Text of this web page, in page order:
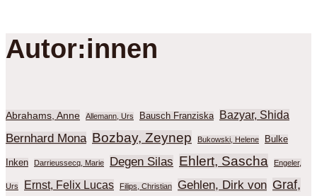
Autor:innen
Abrahams, Anne Allemann, Urs Bausch Franziska Bazyar, Shida
Bernhard Mona Bozbay, Zeynep Bukowski, Helene Bulke
Inken Darrieussecq, Marie Degen Silas Ehlert, Sascha Engeler,
Urs Ernst, Felix Lucas Filips, Christian Gehlen, Dirk von Graf,